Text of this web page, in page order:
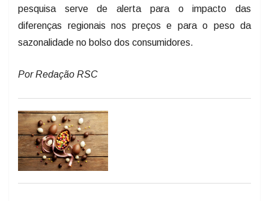
pesquisa serve de alerta para o impacto das
diferenças regionais nos preços e para o peso da
sazonalidade no bolso dos consumidores.
Por Redação RSC